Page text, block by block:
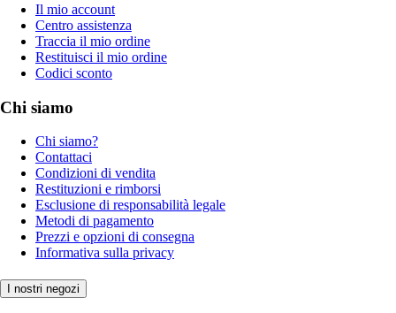
Il mio account
Centro assistenza
Traccia il mio ordine
Restituisci il mio ordine
Codici sconto
Chi siamo
Chi siamo?
Contattaci
Condizioni di vendita
Restituzioni e rimborsi
Esclusione di responsabilità legale
Metodi di pagamento
Prezzi e opzioni di consegna
Informativa sulla privacy
I nostri negozi